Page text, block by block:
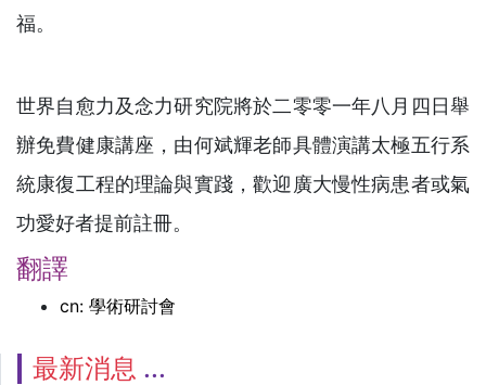
福。
世界自愈力及念力研究院將於二零零一年八月四日舉
辦免費健康講座，由何斌輝老師具體演講太極五行系
統康復工程的理論與實踐，歡迎廣大慢性病患者或氣
功愛好者提前註冊。
翻譯
cn: 學術研討會
最新消息